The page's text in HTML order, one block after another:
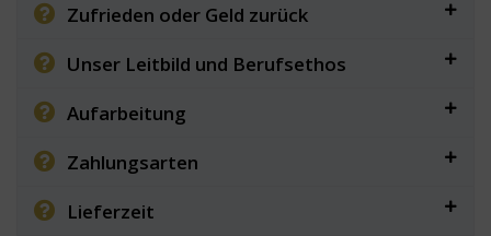
Zufrieden oder Geld zurück
Unser Leitbild und Berufsethos
Aufarbeitung
Zahlungsarten
Lieferzeit